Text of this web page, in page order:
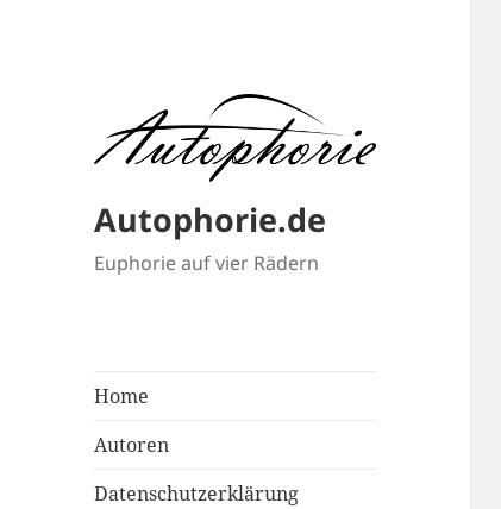
Autophorie.de
Euphorie auf vier Rädern
Home
Autoren
Datenschutzerklärung